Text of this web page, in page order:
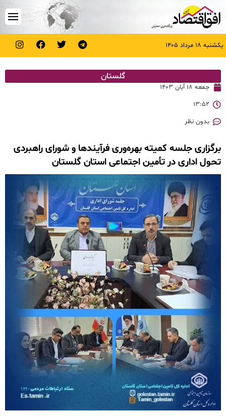
یکشنبه ۱۸ مرداد ۱۴۰۵
گلستان
جمعه ۱۸ آبان ۱۴۰۳
۱۳:۵۲
بدون نظر
برگزاری جلسه کمیته بهره‌وری فرآیندها و شورای راهبردی
تحول اداری در تأمین اجتماعی استان گلستان